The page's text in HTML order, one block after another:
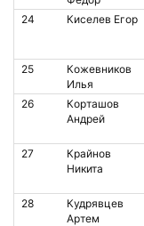
24 Киселев Егор
25
Кожевников
Илья
26
Корташов
Андрей
27
Крайнов
Никита
28
Кудрявцев
Артем